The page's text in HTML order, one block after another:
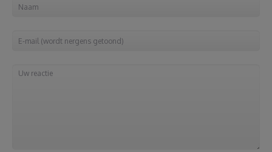
Geldzaken
Thuis
Elektronica